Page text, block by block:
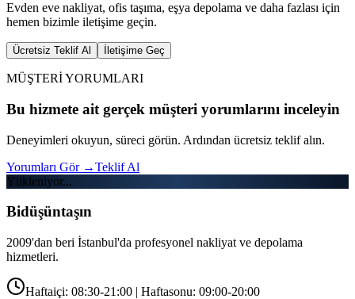
Evden eve nakliyat, ofis taşıma, eşya depolama ve daha fazlası için
hemen bizimle iletişime geçin.
Ücretsiz Teklif Al İletişime Geç
MÜŞTERİ YORUMLARI
Bu hizmete ait gerçek müşteri yorumlarını inceleyin
Deneyimleri okuyun, süreci görün. Ardından ücretsiz teklif alın.
Yorumları Gör →Teklif Al
Yükleniyor...
Bidüşüntaşın
2009'dan beri İstanbul'da profesyonel nakliyat ve depolama
hizmetleri.
Haftaiçi: 08:30-21:00 | Haftasonu: 09:00-20:00